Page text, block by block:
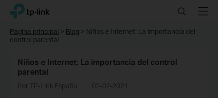
Click
the
TP-Link, Reliably Smart SearchMenu
Página principal > Blog > Niños e Internet: La importancia del
control parental
Niños e Internet: La importancia del control
parental
Por TP-Link España 02-02-2021